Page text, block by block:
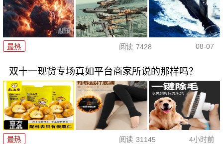
最热 阅读 7428 08-07
双十一现货专场真如平台商家所说的那样吗？
最热 阅读 31145 4小时前